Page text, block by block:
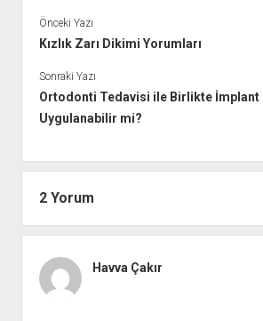
Önceki Yazı
Kızlık Zarı Dikimi Yorumları
Sonraki Yazı
Ortodonti Tedavisi ile Birlikte İmplant
Uygulanabilir mi?
2 Yorum
Havva Çakır